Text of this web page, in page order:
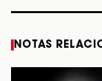
NOTAS